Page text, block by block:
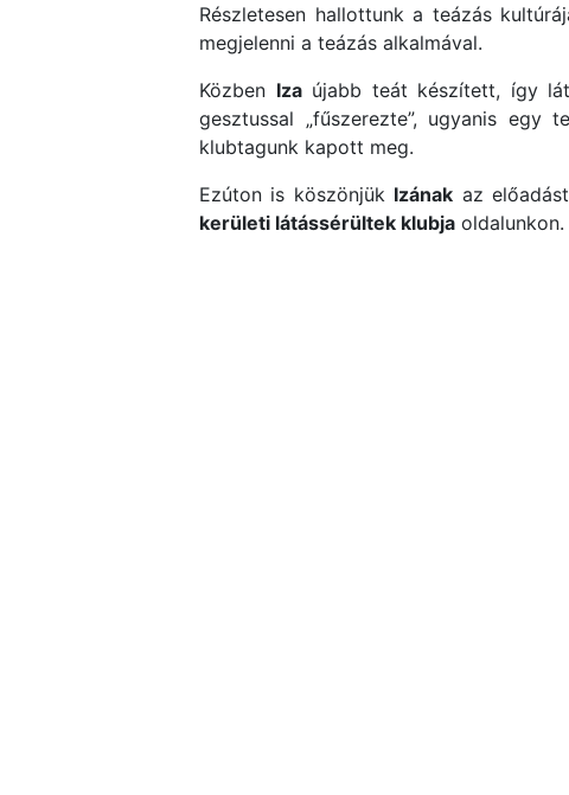
Részletesen hallottunk a teázás
megjelenni a teázás alkalmával.
Közben Izaújabb teát készített, így
gesztussal „fűszerezte”, ugyanis egy
klubtagunk kapott meg.
Ezúton is köszönjük Izának az
kerületi látássérültek klubja oldalunkon.